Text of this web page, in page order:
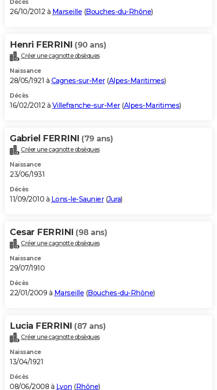
Décès
26/10/2012 à Marseille (Bouches-du-Rhône)
Henri FERRINI (90 ans)
Créer une cagnotte obsèques
Naissance
28/05/1921 à Cagnes-sur-Mer(Alpes-Maritimes)
Décès
16/02/2012 à Villefranche-sur-Mer(Alpes-Maritimes)
Gabriel FERRINI (79 ans)
Créer une cagnotte obsèques
Naissance
23/06/1931
Décès
11/09/2010 à Lons-le-Saunier(Jura)
Cesar FERRINI (98 ans)
Créer une cagnotte obsèques
Naissance
29/07/1910
Décès
22/01/2009 à Marseille (Bouches-du-Rhône)
Lucia FERRINI (87 ans)
Créer une cagnotte obsèques
Naissance
13/04/1921
Décès
08/06/2008 à Lyon (Rhône)